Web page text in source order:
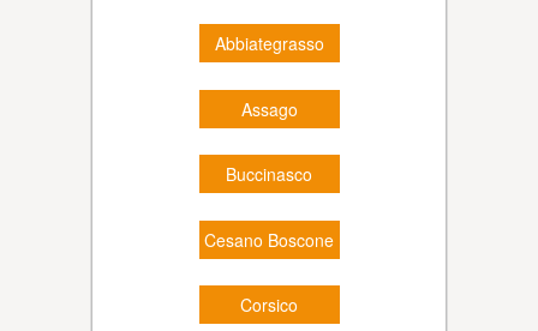
Abbiategrasso
Assago
Buccinasco
Cesano Boscone
Corsico